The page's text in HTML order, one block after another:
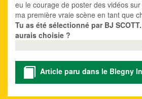
eu le courage de poster des vidéos
ma première vraie scène en tant que
Tu as été sélectionné par BJ
aurais choisie ?
Article paru dans le Blegny